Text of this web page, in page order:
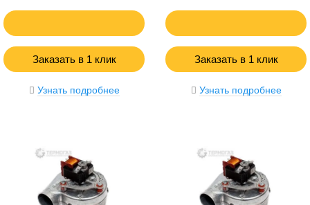
Заказать в 1 клик
Узнать подробнее
Заказать в 1 клик
Узнать подробнее